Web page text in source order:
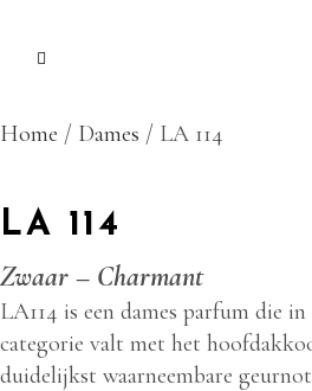
Home / Dames / LA 114
LA 114
Zwaar – Charmant
LA114 is een dames parfum die
categorie valt met het
duidelijkst waarneembare